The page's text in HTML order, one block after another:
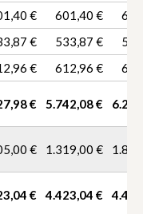
€ 601,40 €
€ 533,87 €
€ 612,96 €
€ 5.742,08 €
€ 1.319,00 €
€ 4.423,04 €